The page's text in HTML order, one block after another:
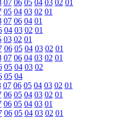
07 06 05 04 03 02 01
05 04 03 02 01
07 06 04 01
04 03 02 01
03 02 01
06 05 04 03 02 01
07 06 04 03 02 01
05 04 03 02
05 04
07 06 05 04 03 02 01
06 05 04 03 02 01
06 05 04 03 01
06 05 04 03 02 01